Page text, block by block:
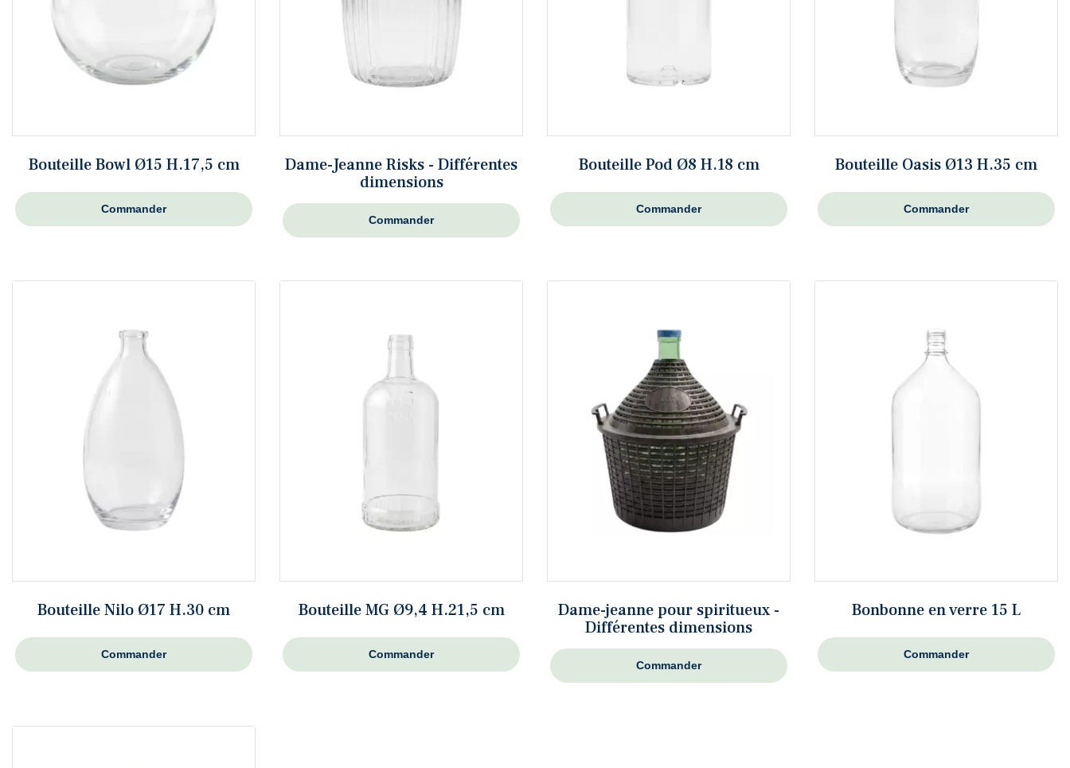
Bouteille Bowl Ø15 H.17,5 cm
Commander
Dame-Jeanne Risks - Différentes
dimensions
Commander
Bouteille Pod Ø8 H.18 cm
Commander
Bouteille Oasis Ø13 H.35 cm
Commander
Bouteille Nilo Ø17 H.30 cm
Commander
Bouteille MG Ø9,4 H.21,5 cm
Commander
Dame-jeanne pour spiritueux -
Différentes dimensions
Commander
Bonbonne en verre 15 L
Commander